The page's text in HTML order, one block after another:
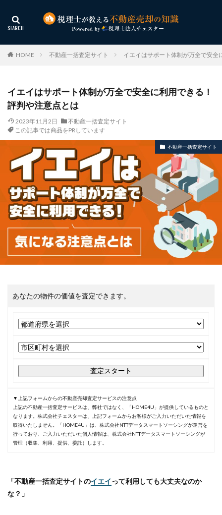
HOME 不動産一括査定サイト イエイはサポート体制が万全で安全
イエイはサポート体制が万全で安全に利用できる！
評判や注意点とは
2023年11月2日
不動産一括査定サイト
この記事では商品をPRしています
不動産一括査定サイト
あなたの物件の価値を査定できます。
査定スタート
▼上記フォームからの不動産売却査定サービスの注意点
上記の不動産一括査定サービスは、弊社ではなく、「HOME4U」が提供しているものと
なります。株式会社チェスターは、上記フォームからお客様がご入力いただいた情報を
取得いたしません。「HOME4U」は、株式会社NTTデータスマートソーシングが運営を
行っており、ご入力いただいた個人情報は、株式会社NTTデータスマートソーシングが
管理（収集、利用、提供、委託）します。
「不動産一括査定サイトのイエイ って利用しても大丈夫なのか
な？」